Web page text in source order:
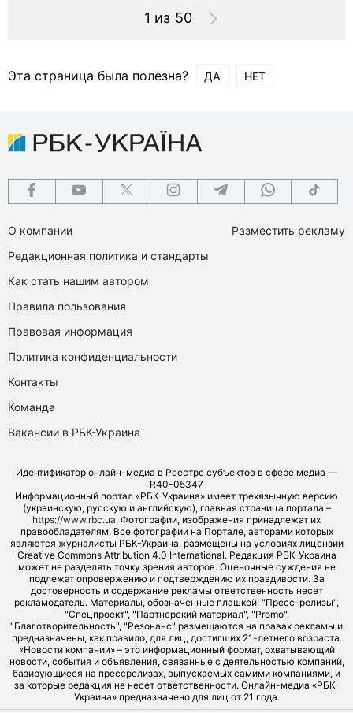
1 из 50
Эта страница была полезна? ДА НЕТ
О компании
Редакционная политика и стандарты
Как стать нашим автором
Правила пользования
Правовая информация
Политика конфиденциальности
Контакты
Команда
Вакансии в РБК-Украина
Разместить рекламу
Идентификатор онлайн-медиа в Реестре субъектов в сфере медиа —
R40-05347
Информационный портал «РБК-Украина» имеет трехязычную версию
(украинскую, русскую и английскую), главная страница портала –
https://www.rbc.ua. Фотографии, изображения принадлежат их
правообладателям. Все фотографии на Портале, авторами которых
являются журналисты РБК-Украина, размещены на условиях лицензии
Creative Commons Attribution 4.0 International. Редакция РБК-Украина
может не разделять точку зрения авторов. Оценочные суждения не
подлежат опровержению и подтверждению их правдивости. За
достоверность и содержание рекламы ответственность несет
рекламодатель. Материалы, обозначенные плашкой: "Пресс-релизы",
"Спецпроект", "Партнерский материал", "Promo",
"Благотворительность", "Резонанс" размещаются на правах рекламы и
предназначены, как правило, для лиц, достигших 21-летнего возраста.
«Новости компании» – это информационный формат, охватывающий
новости, события и объявления, связанные с деятельностью компаний,
базирующиеся на прессрелизах, выпускаемых самими компаниями, и
за которые редакция не несет ответственности. Онлайн-медиа «РБК-
Украина» предназначено для лиц от 21 года.